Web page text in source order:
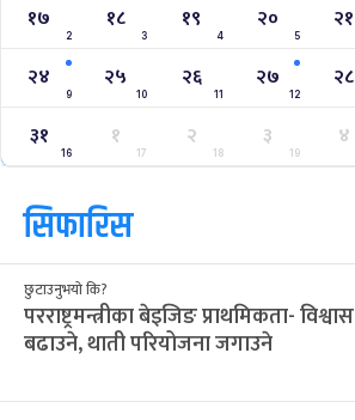
१७
2
१८
3
१९
4
२०
5
२१
२४
9
२५
10
२६
11
२७
12
२८
३१
16
१
17
२
18
३
19
४
सिफारिस
छुटाउनुभयो कि?
परराष्ट्रमन्त्रीका बेइजिङ प्राथमिकता- विश्वास
बढाउने, थाती परियोजना जगाउने